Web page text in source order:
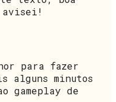
avisei!
para fazer
alguns minutos
gameplay de